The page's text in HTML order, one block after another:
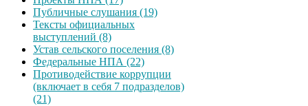
Публичные слушания (19)
Тексты официальных
выступлений (8)
Устав сельского поселения (8)
Федеральные НПА (22)
Противодействие коррупции
(включает в себя 7 подразделов)
(21)